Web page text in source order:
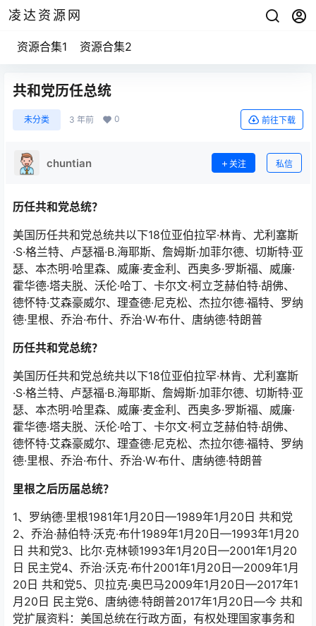
凌达资源网
资源合集1 资源合集2
共和党历任总统
未分类 3 年前 0 前往下载
chuntian 关注 私信
历任共和党总统？
美国历任共和党总统共以下18位亚伯拉罕·林肯、尤利塞斯
·S·格兰特、卢瑟福·B.海耶斯、詹姆斯·加菲尔德、切斯特·亚
瑟、本杰明·哈里森、威廉·麦金利、西奥多·罗斯福、威廉·
霍华德·塔夫脱、沃伦·哈丁、卡尔文·柯立芝赫伯特·胡佛、
德怀特·艾森豪威尔、理查德·尼克松、杰拉尔德·福特、罗纳
德·里根、乔治·布什、乔治·W·布什、唐纳德·特朗普
历任共和党总统？
美国历任共和党总统共以下18位亚伯拉罕·林肯、尤利塞斯
·S·格兰特、卢瑟福·B.海耶斯、詹姆斯·加菲尔德、切斯特·亚
瑟、本杰明·哈里森、威廉·麦金利、西奥多·罗斯福、威廉·
霍华德·塔夫脱、沃伦·哈丁、卡尔文·柯立芝赫伯特·胡佛、
德怀特·艾森豪威尔、理查德·尼克松、杰拉尔德·福特、罗纳
德·里根、乔治·布什、乔治·W·布什、唐纳德·特朗普
里根之后历届总统？
1、罗纳德·里根1981年1月20日—1989年1月20日 共和党
2、乔治·赫伯特·沃克·布什1989年1月20日—1993年1月20
日 共和党3、比尔·克林顿1993年1月20日—2001年1月20
日 民主党4、乔治·沃克·布什2001年1月20日—2009年1月
20日 共和党5、贝拉克·奥巴马2009年1月20日—2017年1
月20日 民主党6、唐纳德·特朗普2017年1月20日—今 共和
党扩展资料：美国总统在行政方面，有权处理国家事务和